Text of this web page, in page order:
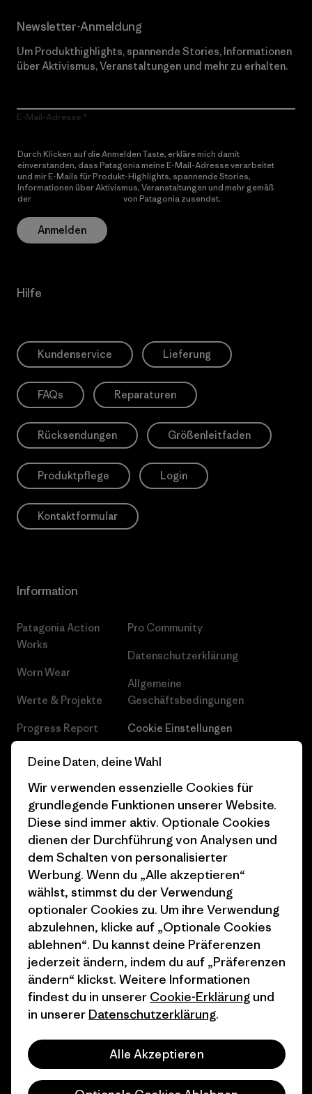
Newsletter-Anmeldung
Um Produkthighlights, spannende Stories, Informationen
über Aktivismus, Veranstaltungen und mehr zu erhalten.
E-Mail-Adresse
Durch Klicken auf die Anmelden Taste, erkläre mich damit
einverstanden, dass Patagonia meine E-Mail-Adresse verarbeitet
und mir E-Mails für Produkt-Highlights, spannende Stories,
Informationen über Aktivismus, Veranstaltungen und mehr gemäß
der
von Patagonia zusendet.
Anmelden
Hilfe
Kundenservice Lieferung
FAQs Reparaturen
Rücksendungen Größenleitfaden
Produktpflege Login
Kontaktformular
Information
Patagonia Action
Works
Worn Wear
Werte & Projekte
Progress Report
Business Unusual
Klimaziele
1% For The Planet
Wie wir finanzieren
Geschenkgutscheine
Stores in deiner
Nähe
Pro Community
Datenschutzerklärung
Allgemeine
Geschäftsbedingungen
Cookie Einstellungen
Karriere
Pressekontakt
Industry program
Affiliate-Programm
Patagonia Österreich
Seitenverzeichnis
© 2026 Patagonia, Inc. All Rights Reserved.
Deutsch
Deine Daten, deine Wahl
Wir verwenden essenzielle Cookies für
grundlegende Funktionen unserer Website.
Diese sind immer aktiv. Optionale Cookies
dienen der Durchführung von Analysen und
dem Schalten von personalisierter
Werbung. Wenn du „Alle akzeptieren“
wählst, stimmst du der Verwendung
optionaler Cookies zu. Um ihre Verwendung
abzulehnen, klicke auf „Optionale Cookies
ablehnen“. Du kannst deine Präferenzen
jederzeit ändern, indem du auf „Präferenzen
ändern“ klickst. Weitere Informationen
findest du in unserer Cookie-Erklärung und
in unserer Datenschutzerklärung.
Alle Akzeptieren